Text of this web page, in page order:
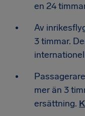
en 24
Av
3 timmar.
mer än 3
ersättning.